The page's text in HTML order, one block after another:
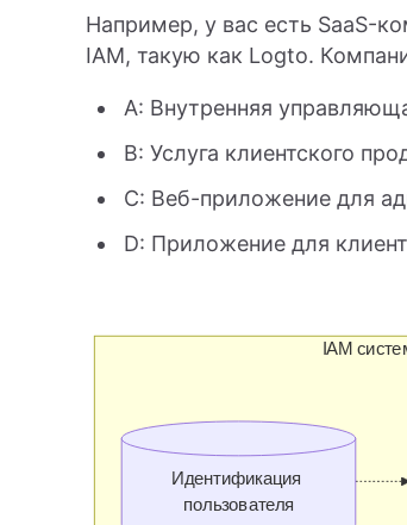
Например, у вас есть SaaS-
IAM, такую как Logto.
A: Внутренняя
B: Услуга клиентского
C: Веб-приложение для
D: Приложение для